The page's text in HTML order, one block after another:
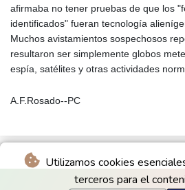
Utilizamos cookies
terceros para el
afirmaba no tener pruebas de que los
identificados" fueran tecnología
Muchos avistamientos sospechosos
resultaron ser simplemente globos
espía, satélites y otras actividades
A.F.Rosado--PC